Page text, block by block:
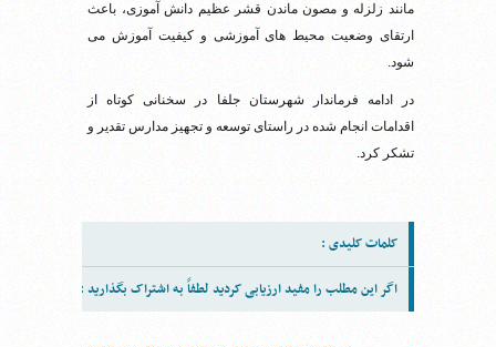
مانند زلزله و مصون ماندن قشر عظیم دانش آموزی، باعث
ارتقای وضعیت محیط های آموزشی و کیفیت آموزش می
شود.
در ادامه فرماندار شهرستان جلفا در سخنانی کوتاه از
اقدامات انجام شده در راستای توسعه و تجهیز مدارس تقدیر و
تشکر کرد.
کلمات کلیدی :
اگر این مطلب را مفید ارزیابی کردید لطفاً به اشتراک بگذارید :